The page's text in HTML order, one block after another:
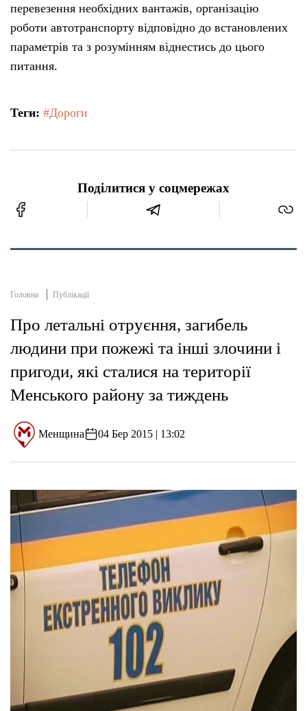
перевезення необхідних вантажів, організацію
роботи автотранспорту відповідно до встановлених
параметрів та з розумінням віднестись до цього
питання.
Теги: #Дороги
Поділитися у соцмережах
Головна Публікації
Про летальні отруєння, загибель
людини при пожежі та інші злочини і
пригоди, які сталися на території
Менського району за тиждень
Менщина 04 Бер 2015 | 13:02